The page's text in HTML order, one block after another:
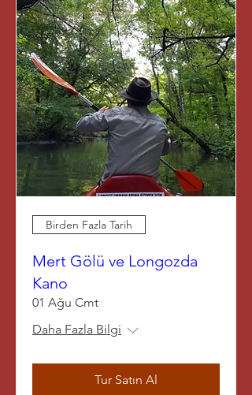
Birden Fazla Tarih
Mert Gölü ve Longozda
Kano
01 Ağu Cmt
Daha Fazla Bilgi
Tur Satın Al